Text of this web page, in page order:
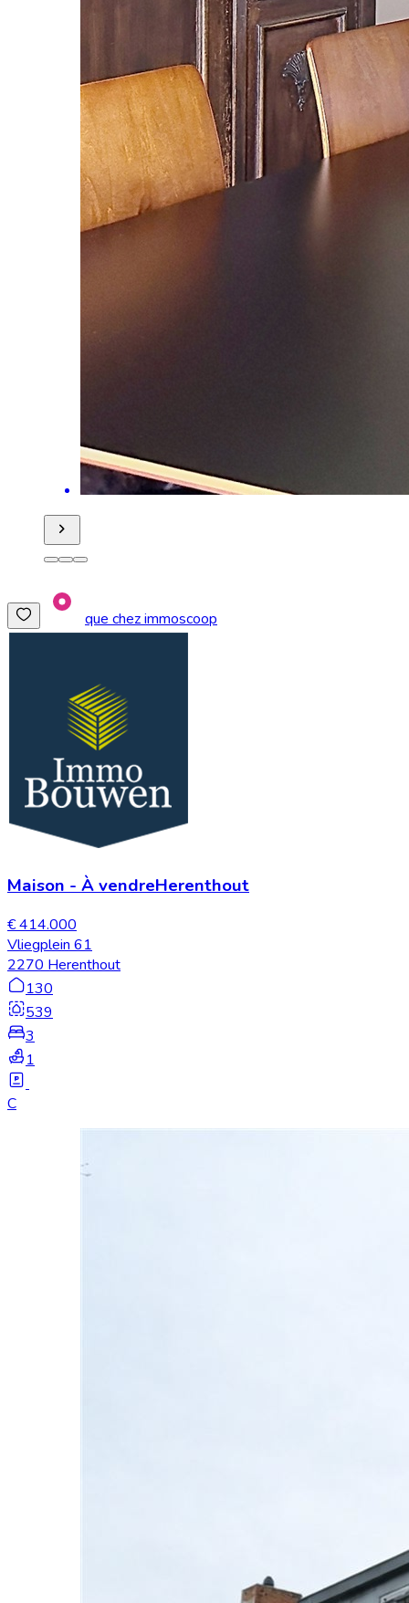
que chez immoscoop
Maison - À vendreHerenthout
€ 414.000
Vliegplein 61
2270 Herenthout
130
539
3
1
C